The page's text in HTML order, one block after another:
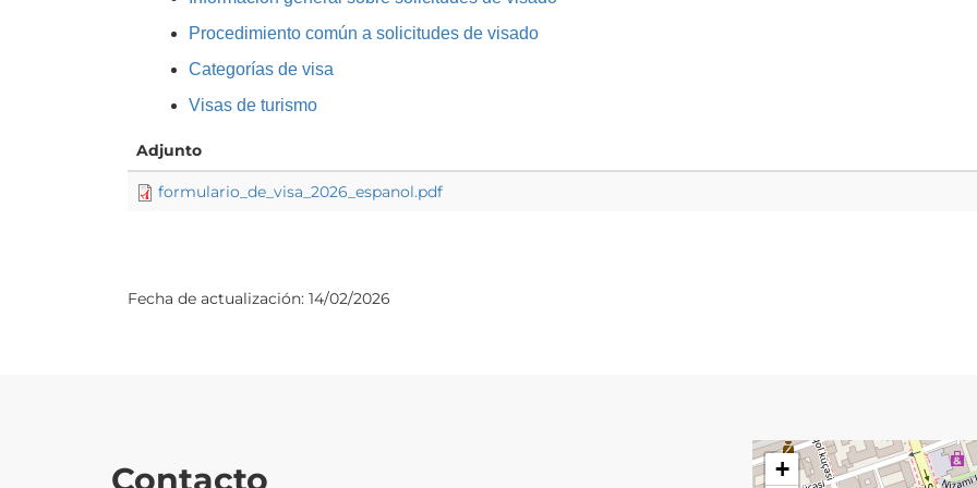
Procedimiento común a solicitudes de visado
Categorías de visa
Visas de turismo
Adjunto
formulario_de_visa_2026_espanol.pdf
Fecha de actualización: 14/02/2026
Contacto
+